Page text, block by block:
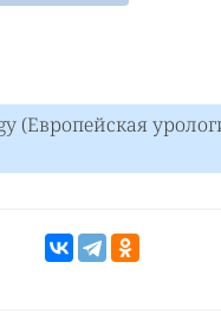
(Европейская